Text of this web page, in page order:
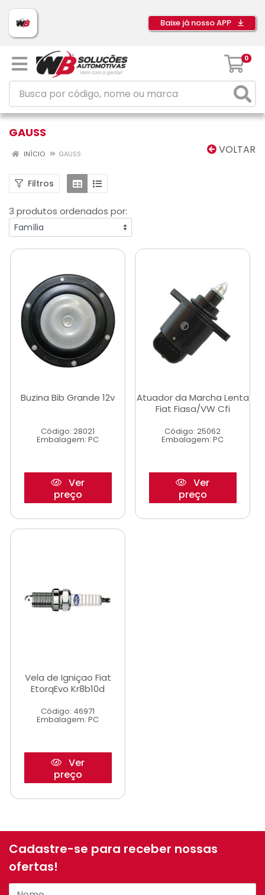
Baixe já nosso APP
0
GAUSS
VOLTAR
INÍCIO GAUSS
Filtros
3 produtos ordenados por:
Buzina Bib Grande 12v
Código: 28021
Embalagem: PC
Ver
preço
Atuador da Marcha Lenta
Fiat Fiasa/VW Cfi
Código: 25062
Embalagem: PC
Ver
preço
Vela de Igniçao Fiat
EtorqEvo Kr8b10d
Código: 46971
Embalagem: PC
Ver
preço
Cadastre-se para receber nossas
ofertas!